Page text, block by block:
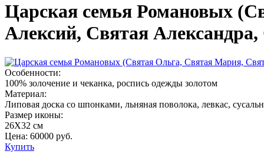
Царская семья Романовых
Алексий, Святая
Особенности:
100% золочение и чеканка, роспись одежды золотом
Материал:
Липовая доска со шпонками, льняная поволока, левкас,
Размер иконы:
26Х32 см
Цена: 60000 руб.
Купить